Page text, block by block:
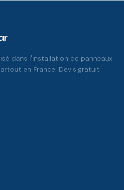
dans l'installation de panneaux
en France. Devis gratuit